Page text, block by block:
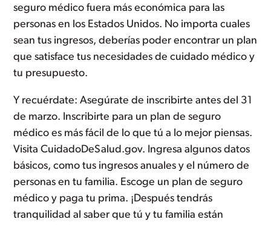
seguro médico fuera más económica para las
personas en los Estados Unidos. No importa cuales
sean tus ingresos, deberías poder encontrar un plan
que satisface tus necesidades de cuidado médico y
tu presupuesto.
Y recuérdate: Asegúrate de inscribirte antes del 31
de marzo. Inscribirte para un plan de seguro
médico es más fácil de lo que tú a lo mejor piensas.
Visita CuidadoDeSalud.gov. Ingresa algunos datos
básicos, como tus ingresos anuales y el número de
personas en tu familia. Escoge un plan de seguro
médico y paga tu prima. ¡Después tendrás
tranquilidad al saber que tú y tu familia están